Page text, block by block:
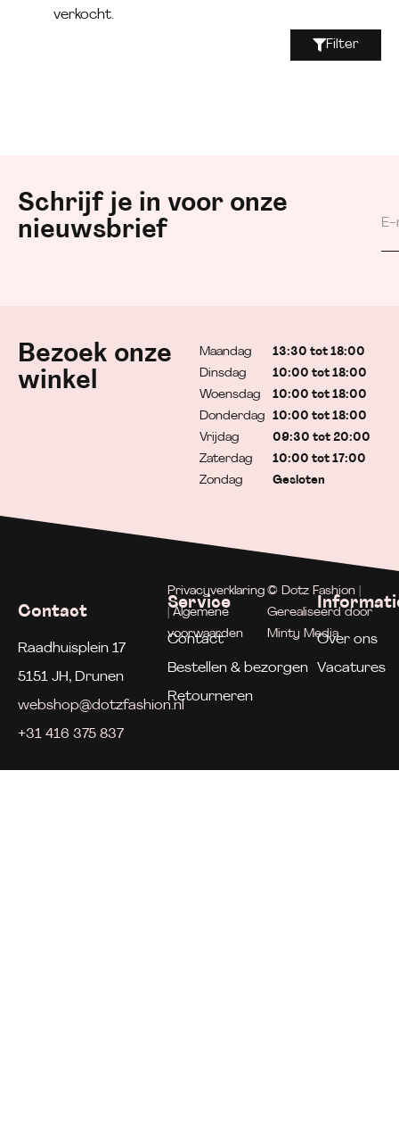
verkocht.
Filter
Schrijf je in voor onze
nieuwsbrief
Bezoek onze
winkel
Maandag
Dinsdag
Woensdag
Donderdag
Vrijdag
Zaterdag
Zondag
13:30 tot 18:00
10:00 tot 18:00
10:00 tot 18:00
10:00 tot 18:00
09:30 tot 20:00
10:00 tot 17:00
Gesloten
Contact
Raadhuisplein 17
5151 JH, Drunen
webshop@dotzfashion.nl
+31 416 375 837
Service
Contact
Bestellen & bezorgen
Retourneren
Over ons
Vacatures
Privacyverklaring
| Algemene
voorwaarden
© Dotz Fashion |
Gerealiseerd door
Minty Media